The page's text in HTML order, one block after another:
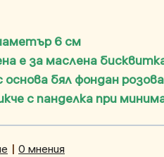
6 см
е за маслена
основа бял фондан
с панделка при
| 0 мнения